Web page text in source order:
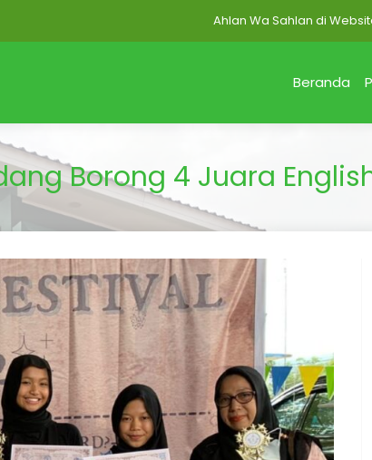
Ahlan Wa Sahlan di Website MAN
Beranda
Borong 4 Juara